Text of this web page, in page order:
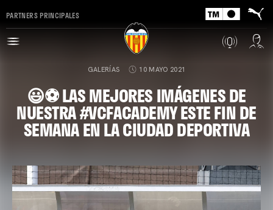
PARTNERS PRINCIPALES
GALERÍAS 10 MAYO 2021
😃⚽️ LAS MEJORES IMÁGENES DE
NUESTRA #VCFACADEMY ESTE FIN DE
SEMANA EN LA CIUDAD DEPORTIVA